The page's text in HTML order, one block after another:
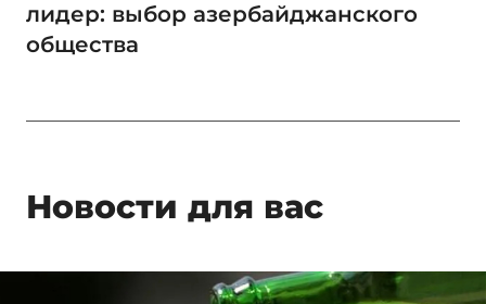
лидер: выбор азербайджанского
общества
Новости для вас